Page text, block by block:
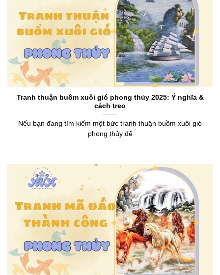
Tranh thuận buồm xuôi gió phong thủy 2025: Ý nghĩa &
cách treo
Nếu bạn đang tìm kiếm một bức tranh thuận buồm xuôi gió
phong thủy để